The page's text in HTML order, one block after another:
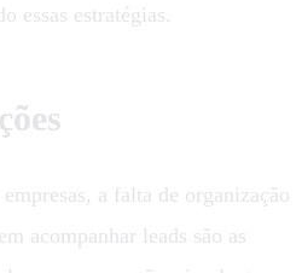
essas estratégias.
a falta de organização
acompanhar leads são as